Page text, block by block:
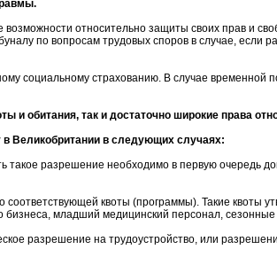
относительно защиты своих прав и
по вопросам трудовых споров в случае, если
социальному страхованию. В случае временной
обитания, так и достаточно широкие права
в Великобритании в следующих случаях:
разрешение необходимо в первую очередь
квоты (программы). Такие квоты
бизнеса, младший медицинский персонал,
разрешение на трудоустройство, или